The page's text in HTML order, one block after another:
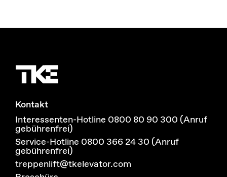
Kontakt
Interessenten-Hotline 0800 80 90 300 (Anruf
gebührenfrei)
Service-Hotline 0800 366 24 30 (Anruf
gebührenfrei)
treppenlift@tkelevator.com